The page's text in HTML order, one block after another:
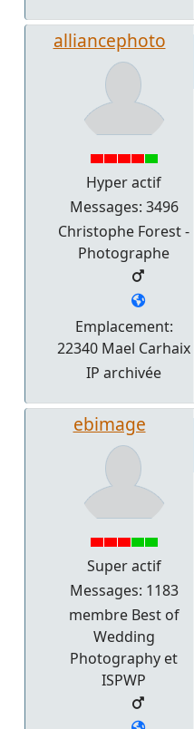
alliancephoto
Hyper actif
Messages: 3496
Christophe Forest -
Photographe
Emplacement:
22340 Mael Carhaix
IP archivée
ebimage
Super actif
Messages: 1183
membre Best of
Wedding
Photography et
ISPWP